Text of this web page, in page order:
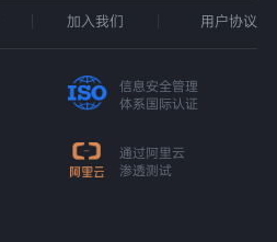
加入我们 用户协议
信息安全管理
体系国际认证
通过阿里云
渗透测试